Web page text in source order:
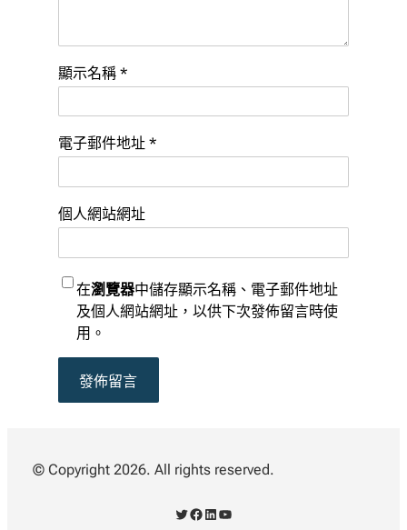
顯示名稱 *
電子郵件地址 *
個人網站網址
在瀏覽器中儲存顯示名稱、電子郵件地址
及個人網站網址，以供下次發佈留言時使
用。
© Copyright 2026. All rights reserved.
X Facebook LinkedIn YouTube